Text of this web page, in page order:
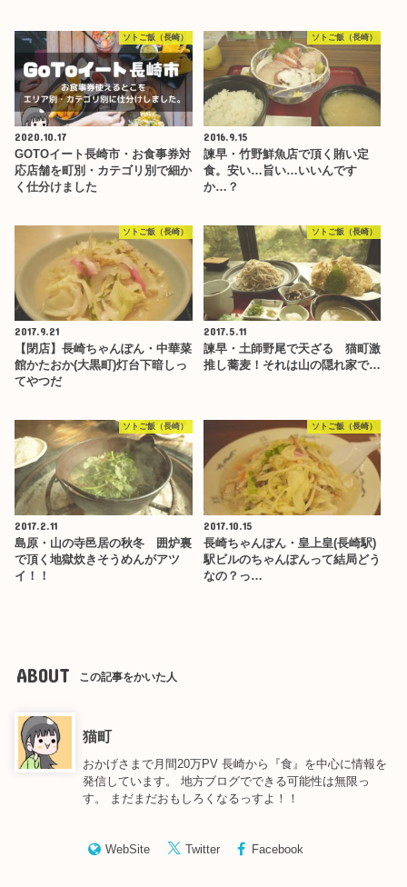
ソトご飯（長崎）
2020.10.17
GOTOイート長崎市・お食事券対
応店舗を町別・カテゴリ別で細か
く仕分けました
ソトご飯（長崎）
2016.9.15
諫早・竹野鮮魚店で頂く賄い定
食。安い…旨い…いいんです
か…？
ソトご飯（長崎）
2017.9.21
【閉店】長崎ちゃんぽん・中華菜
館かたおか(大黒町)灯台下暗しっ
てやつだ
ソトご飯（長崎）
2017.5.11
諫早・土師野尾で天ざる 猫町激
推し蕎麦！それは山の隠れ家で…
ソトご飯（長崎）
2017.2.11
島原・山の寺邑居の秋冬 囲炉裏
で頂く地獄炊きそうめんがアツ
イ！！
ソトご飯（長崎）
2017.10.15
長崎ちゃんぽん・皇上皇(長崎駅)
駅ビルのちゃんぽんって結局どう
なの？っ…
ABOUT この記事をかいた人
猫町
おかげさまで月間20万PV 長崎から『食』を中心に情報を
発信しています。 地方ブログでできる可能性は無限っ
す。 まだまだおもしろくなるっすよ！！
WebSite Twitter Facebook